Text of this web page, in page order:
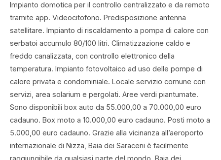
Impianto domotica per il controllo centralizzato e da remoto
tramite app. Videocitofono. Predisposizione antenna
satellitare. Impianto di riscaldamento a pompa di calore con
serbatoi accumulo 80/100 litri. Climatizzazione caldo e
freddo canalizzata, con controllo elettronico della
temperatura. Impianto fotovoltaico ad uso delle pompe di
calore privata e condominiale. Locale servizio comune con
servizi, area solarium e pergolati. Aree verdi piantumate.
Sono disponibili box auto da 55.000,00 a 70.000,00 euro
cadauno. Box moto a 10.000,00 euro cadauno. Posti moto a
5.000,00 euro cadauno. Grazie alla vicinanza all’aeroporto
internazionale di Nizza, Baia dei Saraceni è facilmente
raggiungibile da qualsiasi parte del mondo. Baia dei